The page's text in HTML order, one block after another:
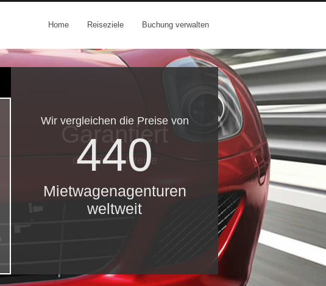
Home Reiseziele Buchung verwalten
Wir vergleichen die Preise von
440
Mietwagenagenturen
weltweit
Garantiert
die besten Preise